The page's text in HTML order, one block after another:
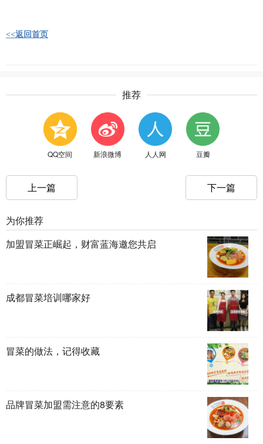
<<返回首页
推荐
QQ空间 新浪微博 人人网 豆瓣
上一篇 下一篇
为你推荐
加盟冒菜正崛起，财富蓝海邀您共启
成都冒菜培训哪家好
冒菜的做法，记得收藏
品牌冒菜加盟需注意的8要素